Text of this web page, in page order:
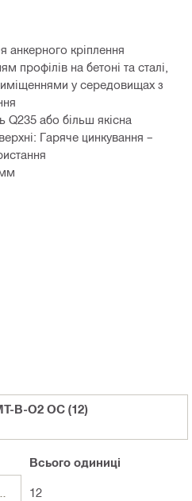
анкерного кріплення
профілів на бетоні та сталі,
у середовищах з
Q235 або більш якісна
Гаряче цинкування –
B-O2 OC (12)
Всьогоодиниці
12